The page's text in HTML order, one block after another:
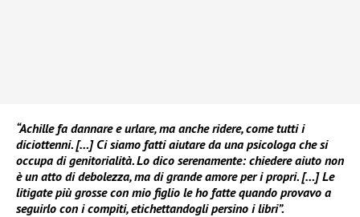
“Achille fa dannare e urlare, ma anche ridere, come tutti i
diciottenni. […] Ci siamo fatti aiutare da una psicologa che si
occupa di genitorialità. Lo dico serenamente: chiedere aiuto non
è un atto di debolezza, ma di grande amore per i propri. […] Le
litigate più grosse con mio figlio le ho fatte quando provavo a
seguirlo con i compiti, etichettandogli persino i libri”.